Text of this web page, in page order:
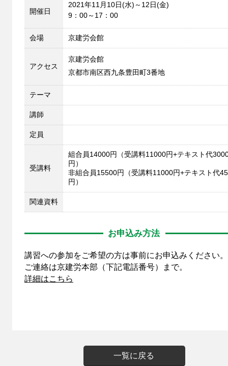
開催日
2021年11月10日(水)～12日(金)
9：00～17：00
会場 京建労会館
アクセス
京建労会館
京都市南区西九条豊田町3番地
テーマ
講師
定員
受講料
組合員14000円（受講料11000円+テキスト代
円）
非組合員15500円（受講料11000円+テキスト代
円）
関連資料
お申込み方法
講習への参加をご希望の方は事前にお申込みください。
ご連絡は京建労本部（下記電話番号）まで。
詳細はこちら
一覧に戻る